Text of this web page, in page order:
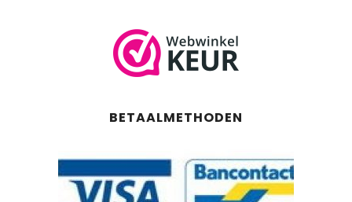
BETAALMETHODEN